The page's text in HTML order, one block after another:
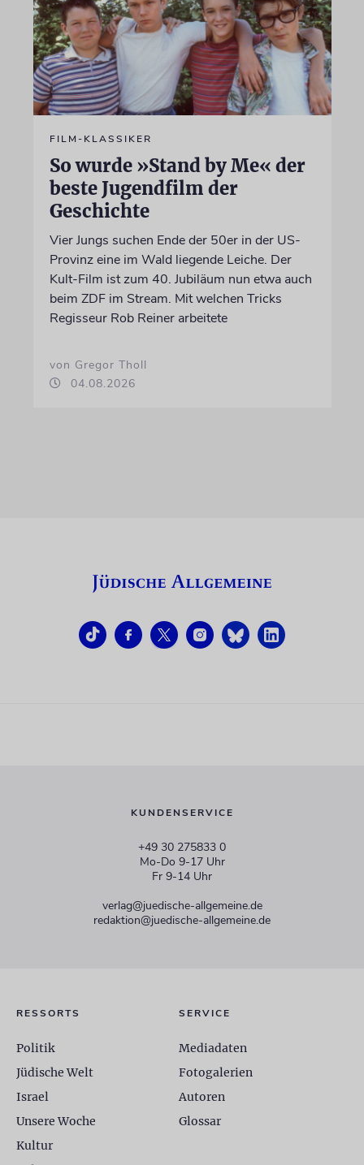
FILM-KLASSIKER
So wurde »Stand by Me« der
beste Jugendfilm der
Geschichte
Vier Jungs suchen Ende der 50er in der US-
Provinz eine im Wald liegende Leiche. Der
Kult-Film ist zum 40. Jubiläum nun etwa auch
beim ZDF im Stream. Mit welchen Tricks
Regisseur Rob Reiner arbeitete
von Gregor Tholl
04.08.2026
KUNDENSERVICE
+49 30 275833 0
Mo-Do 9-17 Uhr
Fr 9-14 Uhr
verlag@juedische-allgemeine.de
redaktion@juedische-allgemeine.de
RESSORTS
Politik
Jüdische Welt
Israel
Unsere Woche
Kultur
SERVICE
Mediadaten
Fotogalerien
Autoren
Glossar